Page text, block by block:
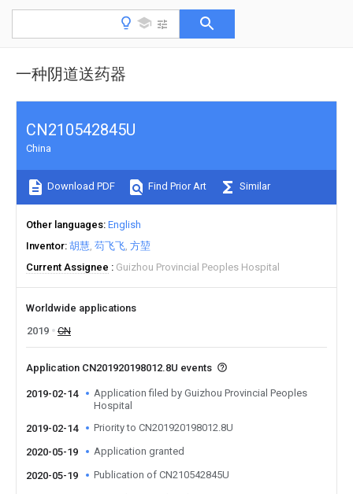
一种阴道送药器
CN210542845U
China
Download PDF Find Prior Art Similar
Other languages English
Inventor 胡慧 芶飞飞 方堃
Current Assignee
Guizhou Provincial Peoples Hospital
Worldwide applications
2019
CN
Application CN201920198012.8U events
2019-02-14
Application filed by Guizhou Provincial Peoples
Hospital
2019-02-14
Priority to CN201920198012.8U
2020-05-19 Application granted
2020-05-19 Publication of CN210542845U